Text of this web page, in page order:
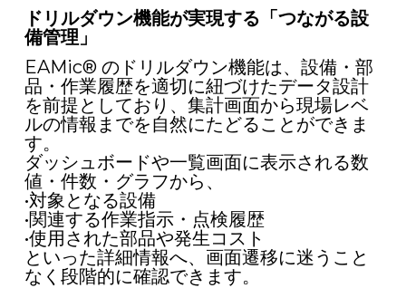
ドリルダウン機能が実現する「つながる設
備管理」
EAMic® のドリルダウン機能は、設備・部
品・作業履歴を適切に紐づけたデータ設計
を前提としており、集計画面から現場レベ
ルの情報までを自然にたどることができま
す。
ダッシュボードや一覧画面に表示される数
値・件数・グラフから、
•対象となる設備
•関連する作業指示・点検履歴
•使用された部品や発生コスト
といった詳細情報へ、画面遷移に迷うこと
なく段階的に確認できます。